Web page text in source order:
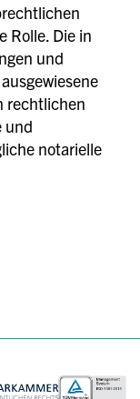
Rolle. Die in
und
rechtlichen
und
notarielle